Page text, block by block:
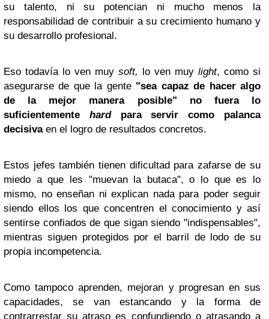
su talento, ni su potencian ni mucho menos la
responsabilidad de contribuir a su crecimiento humano y
su desarrollo profesional.
Eso todavía lo ven muy soft, lo ven muy light, como si
asegurarse de que la gente"sea capaz de hacer algo
de la mejor manera posible" no fuera lo
suficientemente hardpara servir como palanca
decisiva en el logro de resultados concretos.
Estos jefes también tienen dificultad para zafarse de su
miedo a que les "muevan la butaca", o lo que es lo
mismo, no enseñan ni explican nada para poder seguir
siendo ellos los que concentren el conocimiento y así
sentirse confiados de que sigan siendo "indispensables",
mientras siguen protegidos por el barril de lodo de su
propia incompetencia.
Como tampoco aprenden, mejoran y progresan en sus
capacidades, se van estancando y la forma de
contrarrestar su atraso es confundiendo o atrasando a